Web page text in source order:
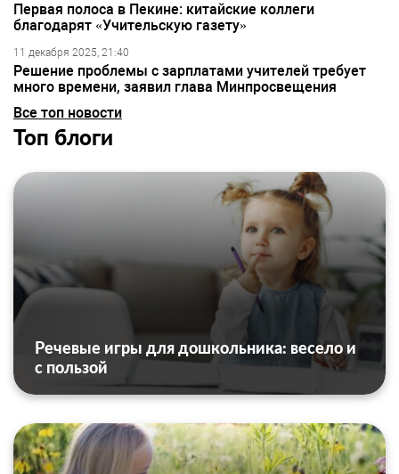
Первая полоса в Пекине: китайские коллеги
благодарят «Учительскую газету»
11 декабря 2025, 21:40
Решение проблемы с зарплатами учителей требует
много времени, заявил глава Минпросвещения
Все топ новости
Топ блоги
Речевые игры для дошкольника: весело и
с пользой